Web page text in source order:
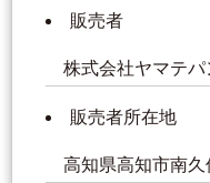
販売者
株式会社ヤマテパ
販売者所在地
高知県高知市南